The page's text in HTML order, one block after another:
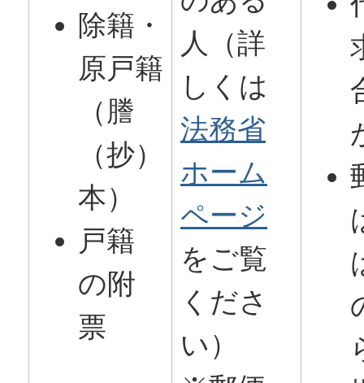
除籍・
原戸籍
（謄
（抄）
本）
戸籍
の附
票
人（詳
しくは
法務省
ホーム
ページ
をご覧
くださ
い）